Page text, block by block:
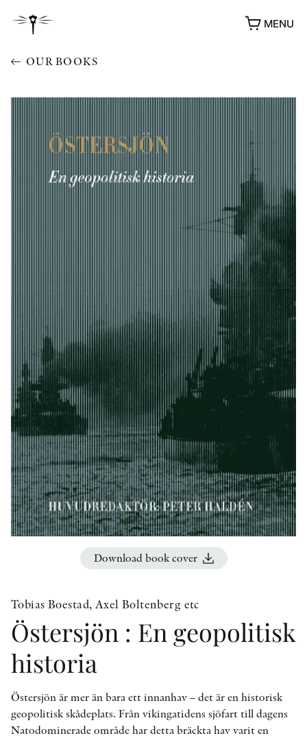
MENU
AWARDS
OTHER FORMATS
PEER REVIEW PROCESS
OUR BOOKS
Download book cover
Tobias Boestad, Axel Boltenberg etc
Östersjön : En geopolitisk
historia
Östersjön är mer än bara ett innanhav – det är en historisk
geopolitisk skådeplats. Från vikingatidens sjöfart till dagens
Natodominerade område har detta bräckta hav varit en